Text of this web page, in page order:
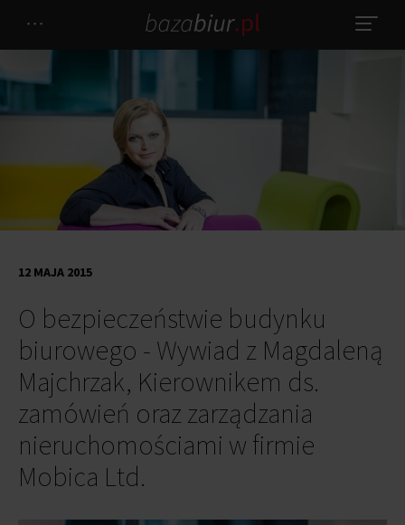
O bezpieczeństwie budynku
biurowego - Wywiad z Magdaleną
Majchrzak, Kierownikem ds.
zamówień oraz zarządzania
nieruchomościami w firmie
Mobica Ltd.
12 MAJA 2015